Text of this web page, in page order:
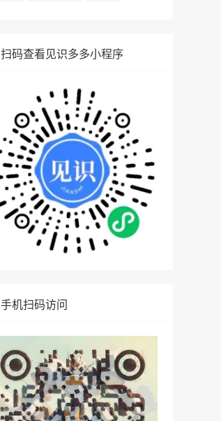
扫码查看见识多多小程序
手机扫码访问